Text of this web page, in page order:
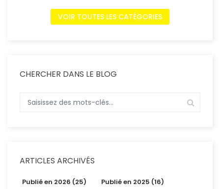
VOIR TOUTES LES CATÉGORIES
CHERCHER DANS LE BLOG
ARTICLES ARCHIVÉS
Publié en 2026 (25)
Publié en 2025 (16)